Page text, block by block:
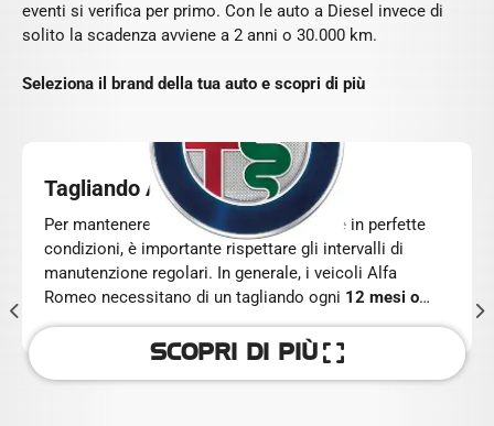
eventi si verifica per primo. Con le auto a Diesel invece di
solito la scadenza avviene a 2 anni o 30.000 km.
Seleziona il brand della tua auto e scopri di più
Tagliando ALFA ROMEO
Per mantenere la tuaAlfa Romeosempre in perfette
condizioni, è importante rispettare gli intervalli di
manutenzione regolari. In generale, i veicoli Alfa
Romeo necessitano di un tagliando ogni 12 mesi o
15.000 km, a seconda di quale delle due condizioni si
verifichi prima. Tuttavia, alcuni modelli o
motorizzazioni potrebbero avere intervalli diversi,
SCOPRI DI PIÙ